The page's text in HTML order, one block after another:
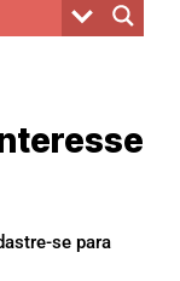
se para